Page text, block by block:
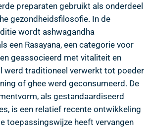
preparaten gebruikt als onderdeel
gezondheidsfilosofie. In de
wordt ashwagandha
een Rasayana, een categorie voor
geassocieerd met vitaliteit en
werd traditioneel verwerkt tot poeder
of ghee werd geconsumeerd. De
als gestandaardiseerd
is een relatief recente ontwikkeling
toepassingswijze heeft vervangen